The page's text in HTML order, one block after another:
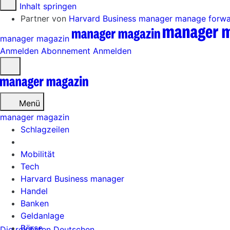
Zum Inhalt springen
Partner von Harvard Business manager manage
manager magazin
Anmelden Abonnement Anmelden
öffnen
Menü
Schlagzeilen
Mobilität
Tech
Harvard Business manager
Handel
Banken
Geldanlage
Börse
manager magazin